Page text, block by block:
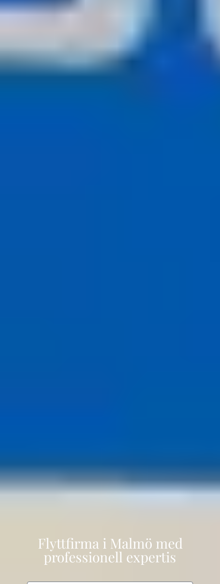
Flyttfirma i Malmö med
professionell expertis